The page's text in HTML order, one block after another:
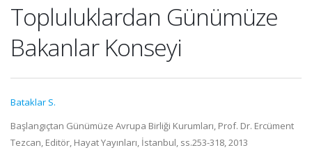
Topluluklardan Günümüze
Bakanlar Konseyi
Bataklar S.
Başlangıçtan Günümüze Avrupa Birliği Kurumları, Prof. Dr. Ercüment
Tezcan, Editör, Hayat Yayınları, İstanbul, ss.253-318, 2013